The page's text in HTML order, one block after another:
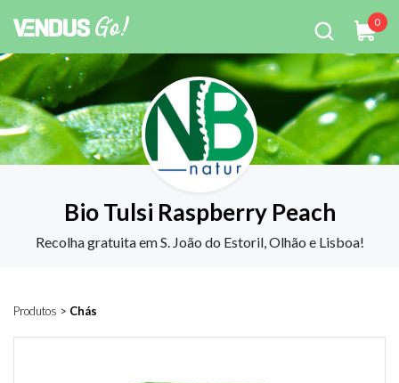
0
Bio Tulsi Raspberry Peach
Recolha gratuita em S. João do Estoril, Olhão e Lisboa!
Produtos > Chás